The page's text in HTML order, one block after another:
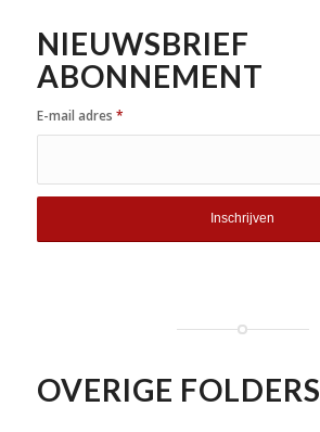
NIEUWSBRIEF
ABONNEMENT
E-mail adres *
OVERIGE FOLDERS